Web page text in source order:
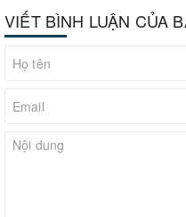
VIẾT BÌNH LUẬN CỦA